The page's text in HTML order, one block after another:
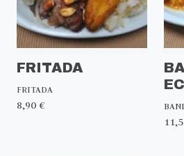
FRITADA
FRITADA
8,90 €